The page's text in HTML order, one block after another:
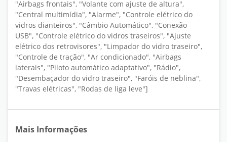
"Airbags frontais", "Volante com ajuste de altura",
"Central multimídia", "Alarme", "Controle elétrico do
vidros dianteiros", "Câmbio Automático", "Conexão
USB", "Controle elétrico do vidros traseiros", "Ajuste
elétrico dos retrovisores", "Limpador do vidro traseiro",
"Controle de tração", "Ar condicionado", "Airbags
laterais", "Piloto automático adaptativo", "Rádio",
"Desembaçador do vidro traseiro", "Faróis de neblina",
"Travas elétricas", "Rodas de liga leve"]
Mais Informações